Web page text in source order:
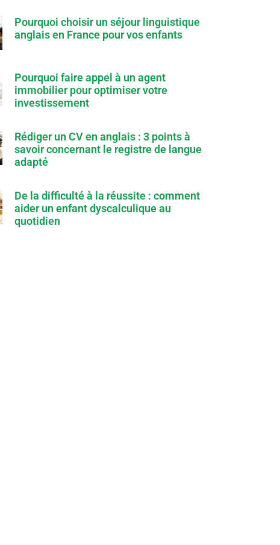
Pourquoi choisir un séjour linguistique
anglais en France pour vos enfants
Pourquoi faire appel à un agent
immobilier pour optimiser votre
investissement
Rédiger un CV en anglais : 3 points à
savoir concernant le registre de langue
adapté
De la difficulté à la réussite : comment
aider un enfant dyscalculique au
quotidien